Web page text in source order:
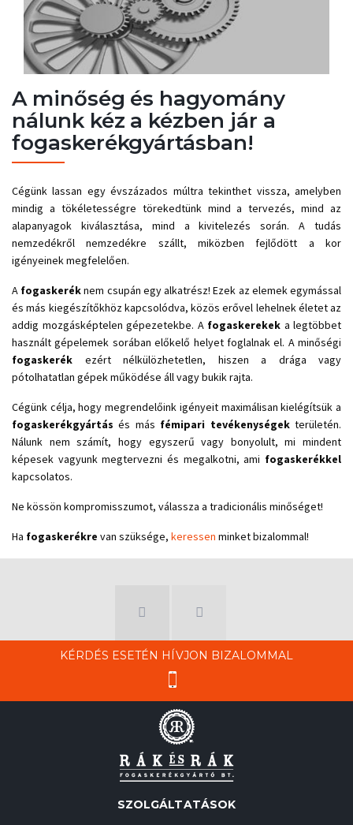
A minőség és hagyomány
nálunk kéz a kézben jár a
fogaskerékgyártásban!
Cégünk lassan egy évszázados múltra tekinthet vissza, amelyben
mindig a tökéletességre törekedtünk mind a tervezés, mind az
alapanyagok kiválasztása, mind a kivitelezés során. A tudás
nemzedékről nemzedékre szállt, miközben fejlődött a kor
igényeinek megfelelően.
A fogaskeréknem csupán egy alkatrész! Ezek az elemek egymással
és más kiegészítőkhöz kapcsolódva, közös erővel lehelnek életet az
addig mozgásképtelen gépezetekbe. A fogaskerekek a legtöbbet
használt gépelemek sorában előkelő helyet foglalnak el. A minőségi
fogaskerék ezért nélkülözhetetlen, hiszen a drága vagy
pótolhatatlan gépek működése áll vagy bukik rajta.
Cégünk célja, hogy megrendelőink igényeit maximálisan kielégítsük a
fogaskerékgyártás és más fémipari tevékenységekterületén.
Nálunk nem számít, hogy egyszerű vagy bonyolult, mi mindent
képesek vagyunk megtervezni és megalkotni, ami fogaskerékkel
kapcsolatos.
Ne kössön kompromisszumot, válassza a tradicionális minőséget!
Ha fogaskerékre van szüksége, keressen minket bizalommal!
KÉRDÉS ESETÉN HÍVJON BIZALOMMAL
SZOLGÁLTATÁSOK